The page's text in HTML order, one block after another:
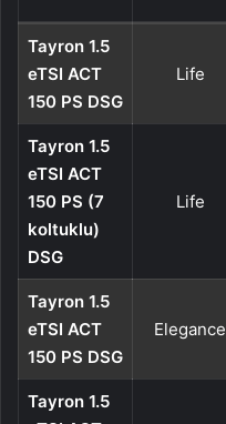
Tayron 1.5
eTSI ACT
150 PS DSG
Life
Tayron 1.5
eTSI ACT
150 PS (7
koltuklu)
DSG
Life
Tayron 1.5
eTSI ACT
150 PS DSG
Elegance
Tayron 1.5